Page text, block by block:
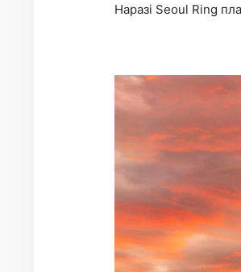
Наразі Seoul Ring